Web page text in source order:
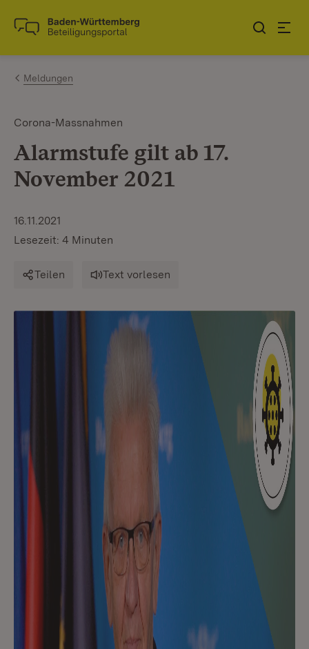
Zum Inhalt springen
Link zur Startseite
Meldungen
Corona-Massnahmen
Alarmstufe gilt ab 17.
November 2021
16.11.2021
Lesezeit: 4 Minuten
Teilen Text vorlesen